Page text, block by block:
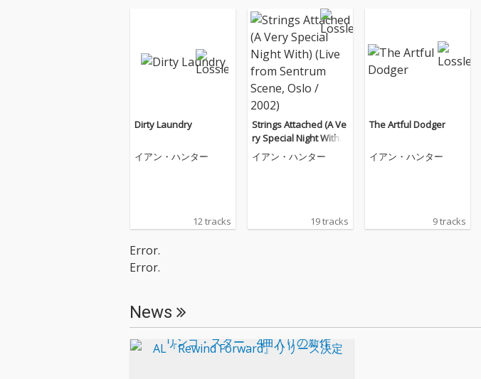
Dirty Laundry
イアン・ハンター
12 tracks
Strings Attached (A Ve
ry Special Night With)
(Live from Sentrum Sc
ene, Oslo / 2002)
イアン・ハンター
19 tracks
The Artful Dodger
イアン・ハンター
9 tracks
Error.
Error.
News